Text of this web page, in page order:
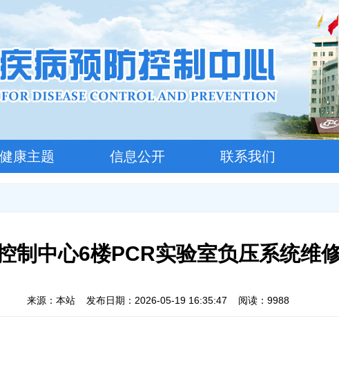
健康主题 信息公开 联系我们
制中心6楼PCR实验室负压系统维
来源：本站 发布日期：2026-05-19 16:35:47 阅读：9988